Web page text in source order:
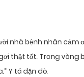
nhà bệnh nhân cảm
thật tốt. Trong vòng
Y tá dặn dò.